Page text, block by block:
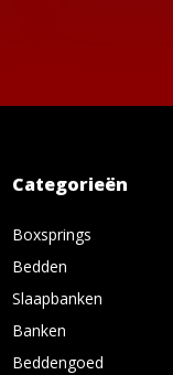
Categorieën
Boxsprings
Bedden
Slaapbanken
Banken
Beddengoed